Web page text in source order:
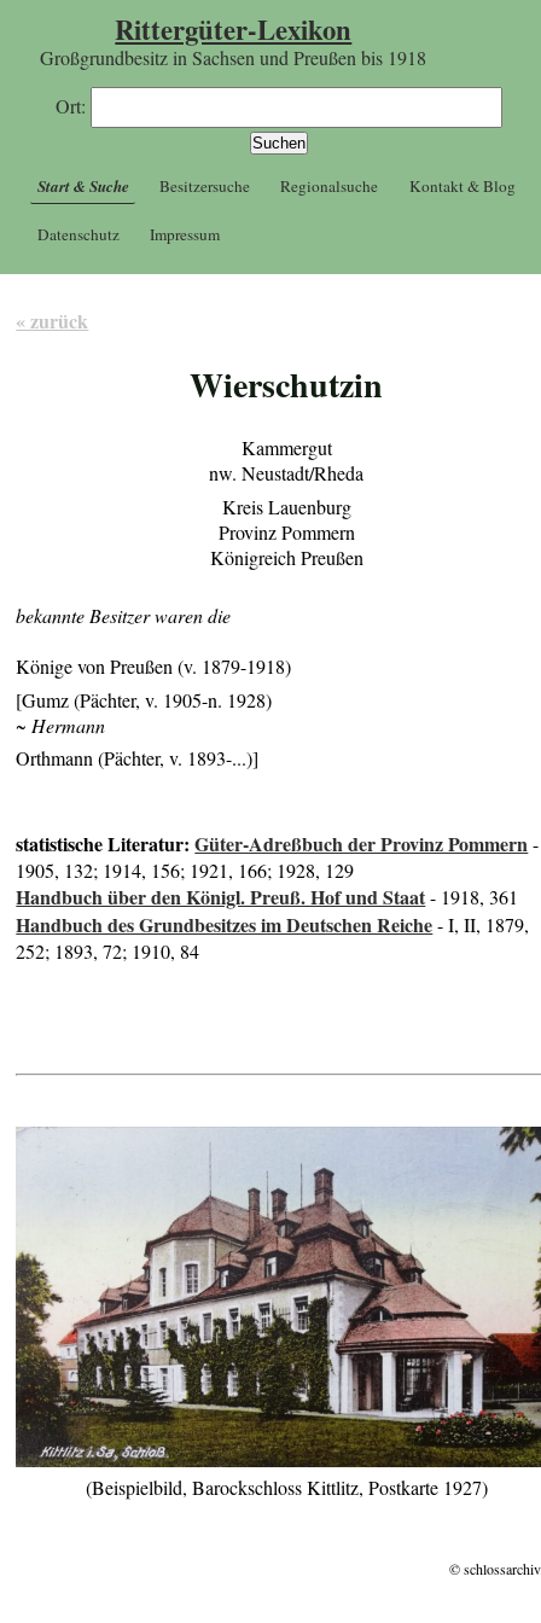
Rittergüter-Lexikon
Großgrundbesitz in Sachsen und Preußen bis 1918
Ort:
Start & Suche Besitzersuche Regionalsuche Kontakt & Blog
Datenschutz Impressum
« zurück
Wierschutzin
Kammergut
nw. Neustadt/Rheda
Kreis Lauenburg
Provinz Pommern
Königreich Preußen
bekannte Besitzer waren die
Könige von Preußen (v. 1879-1918)
[Gumz (Pächter, v. 1905-n. 1928)
~ Hermann
Orthmann (Pächter, v. 1893-...)]
statistische Literatur:Güter-Adreßbuch der Provinz Pommern-
1905, 132; 1914, 156; 1921, 166; 1928, 129
Handbuch über den Königl. Preuß. Hof und Staat- 1918, 361
Handbuch des Grundbesitzes im Deutschen Reiche- I, II, 1879,
252; 1893, 72; 1910, 84
(Beispielbild, Barockschloss Kittlitz, Postkarte 1927)
©